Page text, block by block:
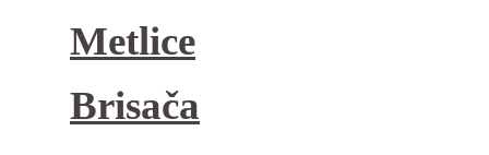
Metlice
Brisača